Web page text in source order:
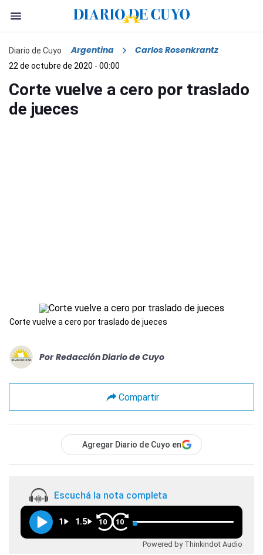
Diario de Cuyo Argentina Carlos Rosenkrantz
22 de octubre de 2020 - 00:00
Corte vuelve a cero por traslado
de jueces
Corte vuelve a cero por traslado de jueces
Por Redacción Diario de Cuyo
Compartir
Agregar Diario de Cuyo en
Escuchá la nota completa
1 1.5 10 10
Powered by Thinkindot Audio